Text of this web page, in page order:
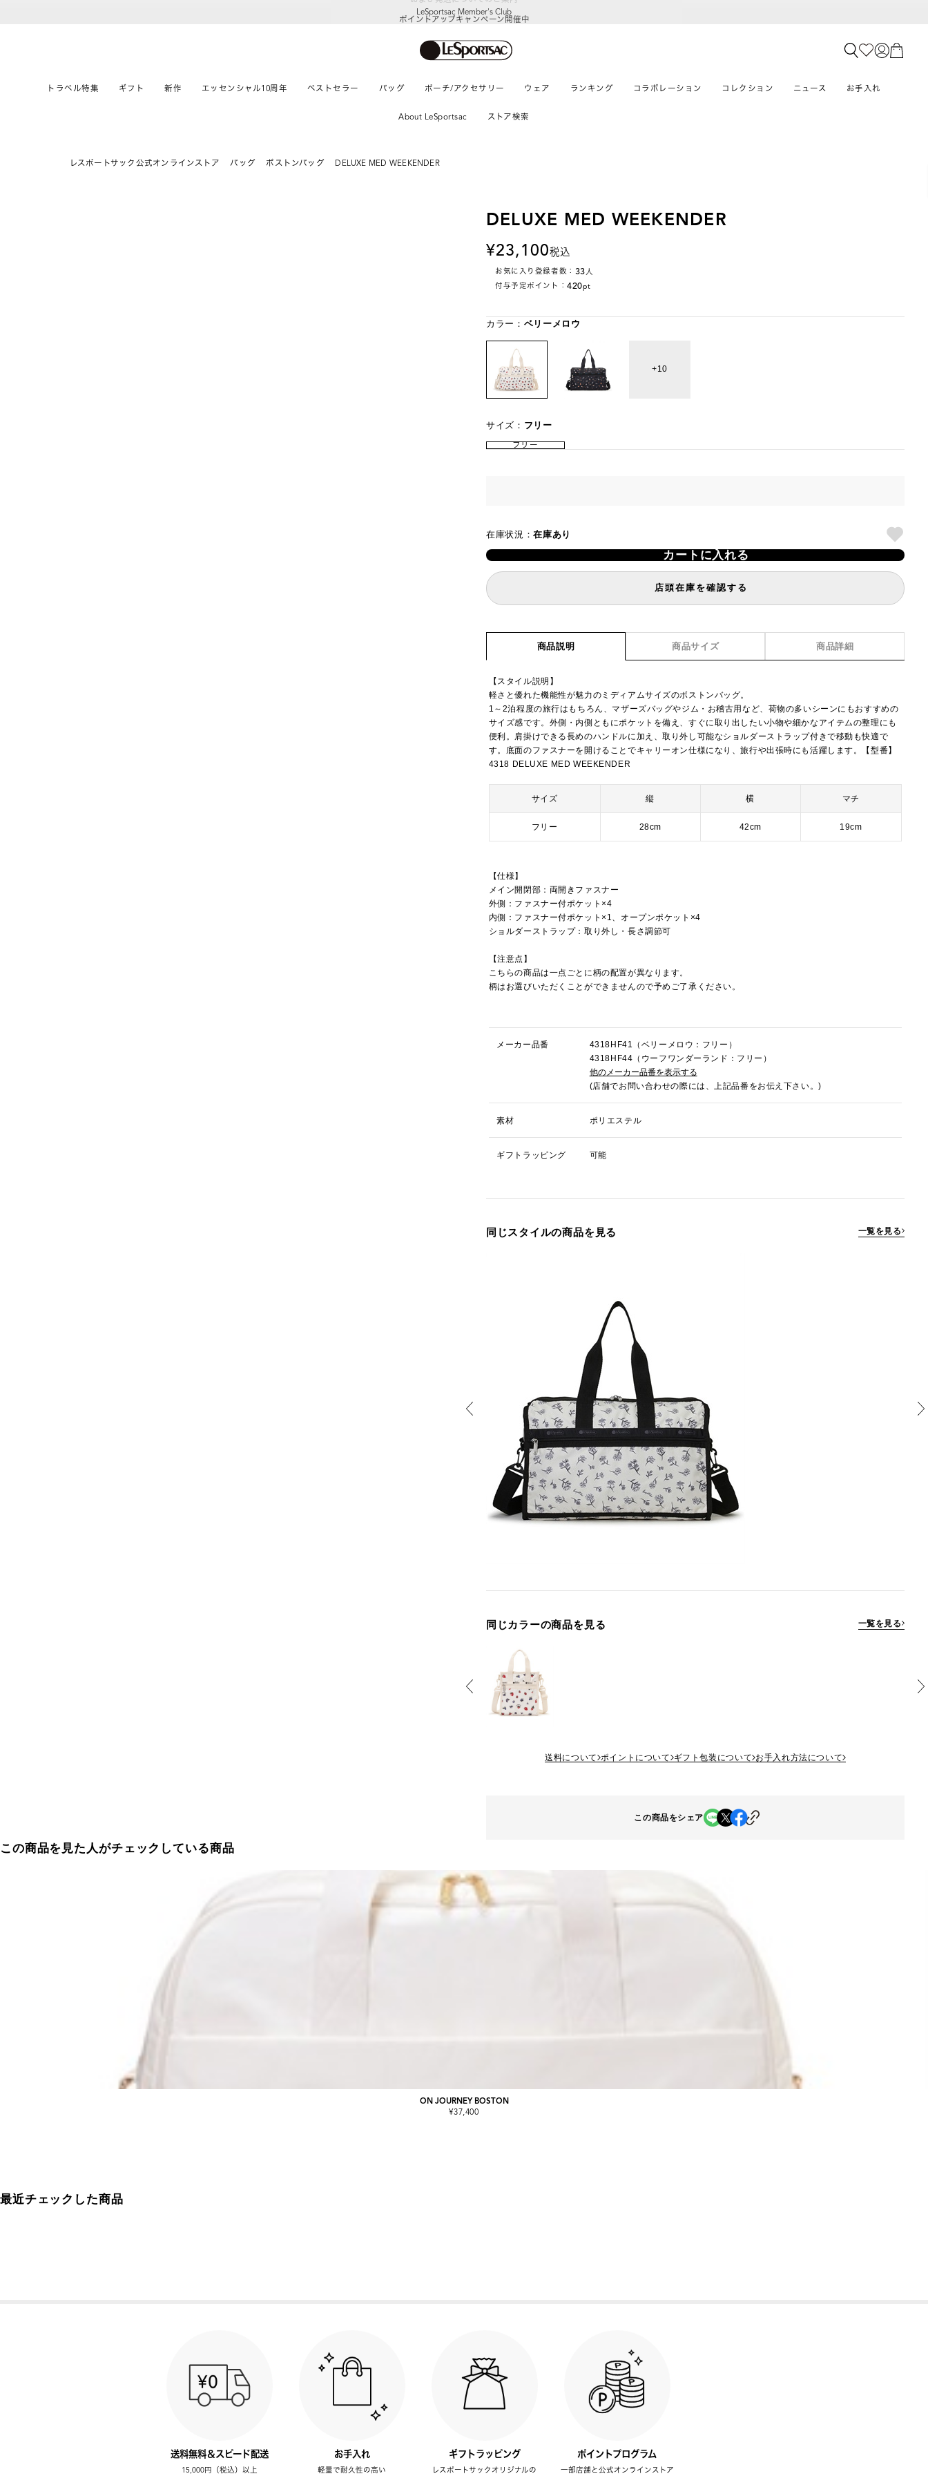
LeSportsac Member's Club
ポイントアップキャンペーン開催中
トラベル特集 ギフト 新作 エッセンシャル10周年 ベストセラー バッグ ポーチ/アクセサリー ウェア ランキング コラボレーション コレクション ニュース お手入れ
About LeSportsac ストア検索
レスポートサック公式オンラインストア バッグ ボストンバッグ DELUXE MED WEEKENDER
DELUXE MED WEEKENDER
23,100税込
お気に入り登録者数： 33人
付与予定ポイント：420pt
カラー： ベリーメロウ
10
サイズ： フリー
フリー
在庫状況：在庫あり
カートに入れる
店頭在庫を確認する
商品説明 商品サイズ 商品詳細
【スタイル説明】
軽さと優れた機能性が魅力のミディアムサイズのボストンバッグ。
1～2泊程度の旅行はもちろん、マザーズバッグやジム・お稽古用など、荷物の多いシーンにもおすすめの
サイズ感です。外側・内側ともにポケットを備え、すぐに取り出したい小物や細かなアイテムの整理にも
便利。肩掛けできる長めのハンドルに加え、取り外し可能なショルダーストラップ付きで移動も快適で
す。底面のファスナーを開けることでキャリーオン仕様になり、旅行や出張時にも活躍します。【型番】
4318 DELUXE MED WEEKENDER
サイズ 縦 横 マチ
フリー 28cm 42cm 19cm
【仕様】
メイン開閉部：両開きファスナー
外側：ファスナー付ポケット×4
内側：ファスナー付ポケット×1、オープンポケット×4
ショルダーストラップ：取り外し・長さ調節可
【注意点】
こちらの商品は一点ごとに柄の配置が異なります。
柄はお選びいただくことができませんので予めご了承ください。
メーカー品番
4318HF41（ベリーメロウ：フリー）
4318HF44（ウーフワンダーランド：フリー）
他のメーカー品番を表示する
(店舗でお問い合わせの際には、上記品番をお伝え下さい。)
素材 ポリエステル
ギフトラッピング 可能
同じスタイルの商品を見る 一覧を見る
同じカラーの商品を見る 一覧を見る
送料について ポイントについて ギフト包装について お手入れ方法について
この商品をシェア
この商品を見た人がチェックしている商品
ON JOURNEY BOSTON
¥37,400
最近チェックした商品
送料無料＆スピード配送
15,000円（税込）以上
お手入れ
軽量で耐久性の高い
ギフトラッピング
レスポートサックオリジナルの
ポイントプログラム
一部店舗と公式オンラインストア